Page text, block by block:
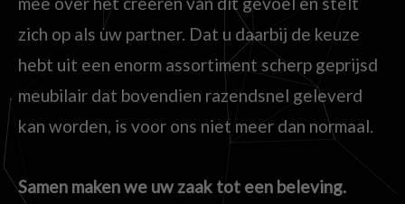
zich op als uw partner. Dat u daarbij de keuze
hebt uit een enorm assortiment scherp geprijsd
meubilair dat bovendien razendsnel geleverd
kan worden, is voor ons niet meer dan normaal.
Samen maken we uw zaak tot een beleving.